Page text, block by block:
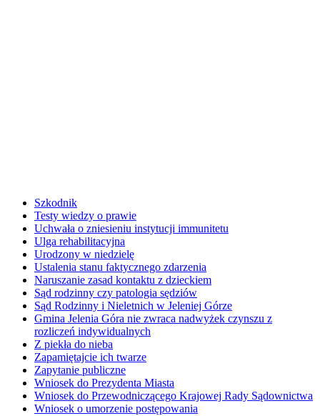
Szkodnik
Testy wiedzy o prawie
Uchwała o zniesieniu instytucji immunitetu
Ulga rehabilitacyjna
Urodzony w niedzielę
Ustalenia stanu faktycznego zdarzenia
Naruszanie zasad kontaktu z dzieckiem
Sąd rodzinny czy patologia sędziów
Sąd Rodzinny i Nieletnich w Jeleniej Górze
Gmina Jelenia Góra nie zwraca nadwyżek czynszu z
rozliczeń indywidualnych
Z piekła do nieba
Zapamiętajcie ich twarze
Zapytanie publiczne
Wniosek do Prezydenta Miasta
Wniosek do Przewodniczącego Krajowej Rady Sądownictwa
Wniosek o umorzenie postępowania